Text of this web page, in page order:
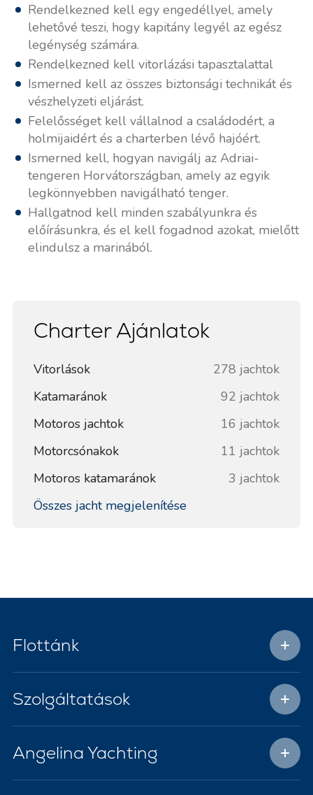
Rendelkezned kell egy engedéllyel, amely
lehetővé teszi, hogy kapitány legyél az egész
legénység számára.
Rendelkezned kell vitorlázási tapasztalattal
Ismerned kell az összes biztonsági technikát és
vészhelyzeti eljárást.
Felelősséget kell vállalnod a családodért, a
holmijaidért és a charterben lévő hajóért.
Ismerned kell, hogyan navigálj az Adriai-
tengeren Horvátországban, amely az egyik
legkönnyebben navigálható tenger.
Hallgatnod kell minden szabályunkra és
előírásunkra, és el kell fogadnod azokat, mielőtt
elindulsz a marinából.
Charter Ajánlatok
Vitorlások
278 jachtok
Katamaránok
92 jachtok
Motoros jachtok
16 jachtok
Motorcsónakok
11 jachtok
Motoros katamaránok
3 jachtok
Összes jacht megjelenítése
Flottánk
Szolgáltatások
Angelina Yachting